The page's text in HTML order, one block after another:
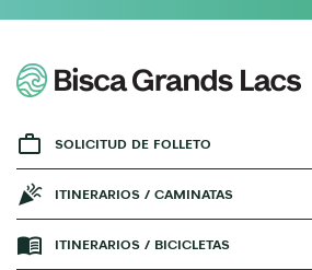
SOLICITUD DE FOLLETO
ITINERARIOS / CAMINATAS
ITINERARIOS / BICICLETAS